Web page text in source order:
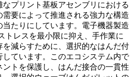
なプリント基板アセンブリにおける
要によって推進される強力な構造
たりにしています。電子機器製造
トレスを最小限に抑え、手作業に
を減らすために、選択的なはんだ付
ています。このエコシステム内で
トを保護し、はんだ接合の一貫性